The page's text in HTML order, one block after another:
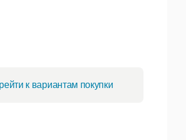
к вариантам покупки